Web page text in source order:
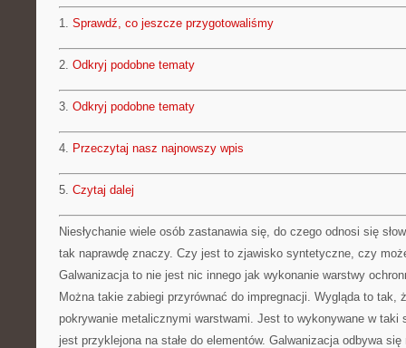
1. Sprawdź, co jeszcze przygotowaliśmy
2. Odkryj podobne tematy
3. Odkryj podobne tematy
4. Przeczytaj nasz najnowszy wpis
5. Czytaj dalej
Niesłychanie wiele osób zastanawia się, do czego odnosi się
tak naprawdę znaczy. Czy jest to zjawisko syntetyczne, czy
Galwanizacja to nie jest nic innego jak wykonanie warstwy
Można takie zabiegi przyrównać do impregnacji. Wygląda to tak,
pokrywanie metalicznymi warstwami. Jest to wykonywane w taki
jest przyklejona na stałe do elementów. Galwanizacja odbywa się